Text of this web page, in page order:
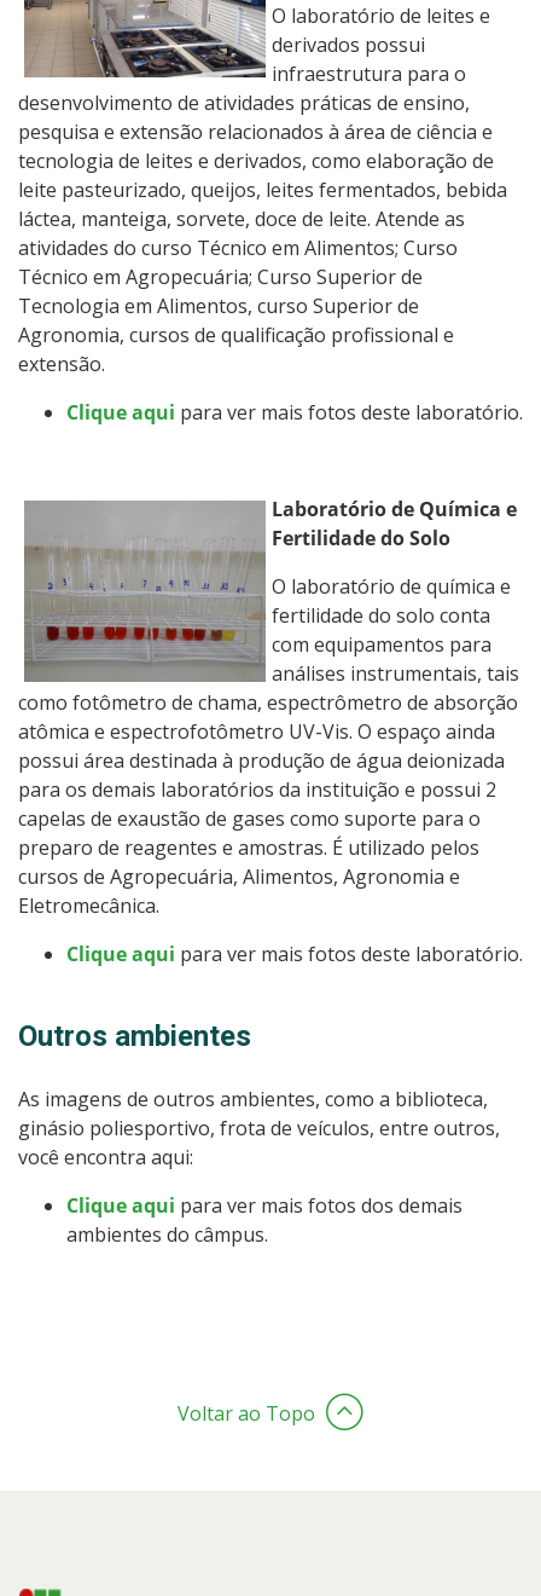
O laboratório de leites e
derivados possui
infraestrutura para o
desenvolvimento de atividades práticas de ensino,
pesquisa e extensão relacionados à área de ciência e
tecnologia de leites e derivados, como elaboração de
leite pasteurizado, queijos, leites fermentados, bebida
láctea, manteiga, sorvete, doce de leite. Atende as
atividades do curso Técnico em Alimentos; Curso
Técnico em Agropecuária; Curso Superior de
Tecnologia em Alimentos, curso Superior de
Agronomia, cursos de qualificação profissional e
extensão.
Clique aqui para ver mais fotos deste laboratório.
Laboratório de Química e
Fertilidade do Solo
O laboratório de química e
fertilidade do solo conta
com equipamentos para
análises instrumentais, tais
como fotômetro de chama, espectrômetro de absorção
atômica e espectrofotômetro UV-Vis. O espaço ainda
possui área destinada à produção de água deionizada
para os demais laboratórios da instituição e possui 2
capelas de exaustão de gases como suporte para o
preparo de reagentes e amostras. É utilizado pelos
cursos de Agropecuária, Alimentos, Agronomia e
Eletromecânica.
Clique aqui para ver mais fotos deste laboratório.
Outros ambientes
As imagens de outros ambientes, como a biblioteca,
ginásio poliesportivo, frota de veículos, entre outros,
você encontra aqui:
Clique aqui para ver mais fotos dos demais
ambientes do câmpus.
Voltar ao Topo